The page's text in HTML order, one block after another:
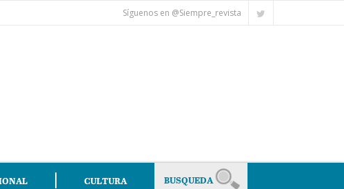
Síguenos en @Siempre_revista
CULTURA